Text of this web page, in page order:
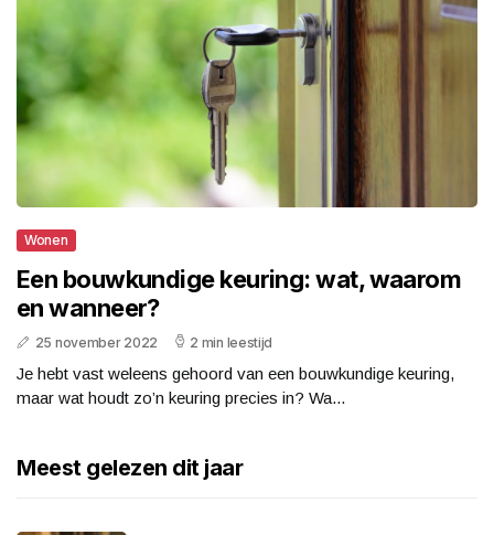
Wonen
Een bouwkundige keuring: wat, waarom
en wanneer?
25 november 2022 2 min leestijd
Je hebt vast weleens gehoord van een bouwkundige keuring,
maar wat houdt zo’n keuring precies in? Wa...
Meest gelezen dit jaar